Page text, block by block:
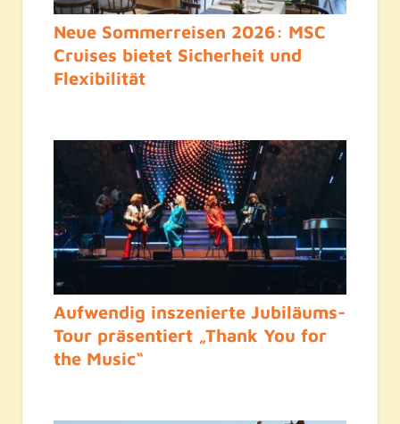
Neue Sommerreisen 2026: MSC
Cruises bietet Sicherheit und
Flexibilität
Aufwendig inszenierte Jubiläums-
Tour präsentiert „Thank You for
the Music“